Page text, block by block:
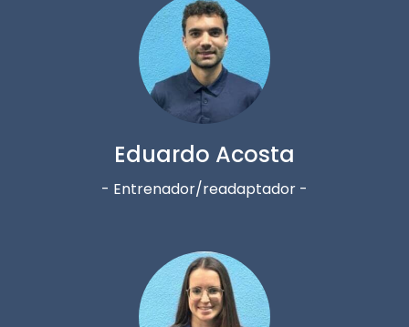
Eduardo Acosta
- Entrenador/readaptador -